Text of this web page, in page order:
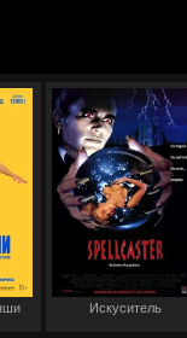
Искуситель